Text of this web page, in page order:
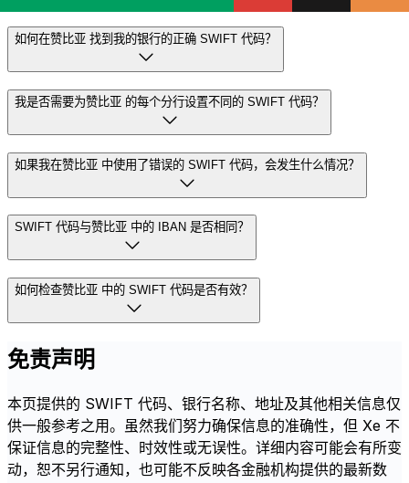
如何在赞比亚 找到我的银行的正确 SWIFT 代码？
我是否需要为赞比亚 的每个分行设置不同的 SWIFT 代码？
如果我在赞比亚 中使用了错误的 SWIFT 代码，会发生什么情况？
SWIFT 代码与赞比亚 中的 IBAN 是否相同？
如何检查赞比亚 中的 SWIFT 代码是否有效？
免责声明
本页提供的 SWIFT 代码、银行名称、地址及其他相关信息仅
供一般参考之用。虽然我们努力确保信息的准确性，但 Xe 不
保证信息的完整性、时效性或无误性。详细内容可能会有所变
动，恕不另行通知，也可能不反映各金融机构提供的最新数